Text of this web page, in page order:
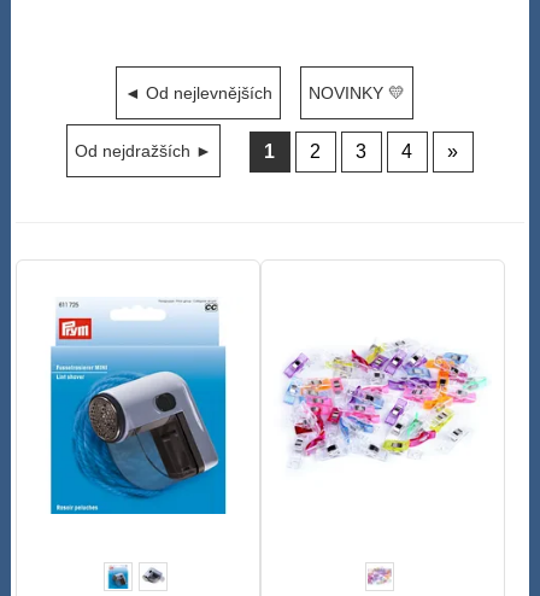
◄ Od nejlevnějších NOVINKY 💛
Od nejdražších ► 1 2 3 4 »